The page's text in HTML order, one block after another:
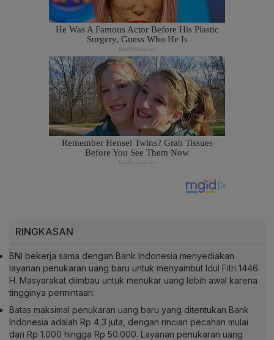
RINGKASAN
BNI bekerja sama dengan Bank Indonesia menyediakan
layanan penukaran uang baru untuk menyambut Idul Fitri 1446
H. Masyarakat diimbau untuk menukar uang lebih awal karena
tingginya permintaan.
Batas maksimal penukaran uang baru yang ditentukan Bank
Indonesia adalah Rp 4,3 juta, dengan rincian pecahan mulai
dari Rp 1.000 hingga Rp 50.000. Layanan penukaran uang